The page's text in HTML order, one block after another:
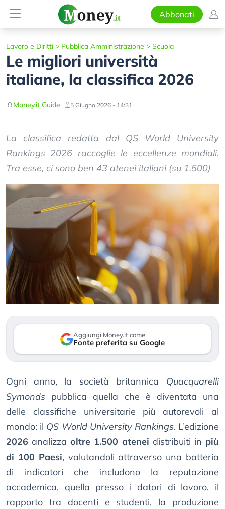
Abbonati
Lavoro e Diritti > Pubblica Amministrazione > Scuola
Le migliori università
italiane, la classifica 2026
Money.it Guide 5 Giugno 2026 - 14:31
La classifica redatta dal QS World University
Rankings 2026 raccoglie le eccellenze mondiali.
Tra esse, ci sono ben 43 atenei italiani (su 1.500)
Aggiungi Money.it come
Fonte preferita su Google
Ogni anno, la società britannica Quacquarelli
Symonds pubblica quella che è diventata una
delle classifiche universitarie più autorevoli al
mondo: il QS World University Rankings. L’edizione
2026 analizzaoltre 1.500 atenei distribuiti in più
di 100 Paesi, valutandoli attraverso una batteria
di indicatori che includono la reputazione
accademica, quella presso i datori di lavoro, il
rapporto tra docenti e studenti, la produzione